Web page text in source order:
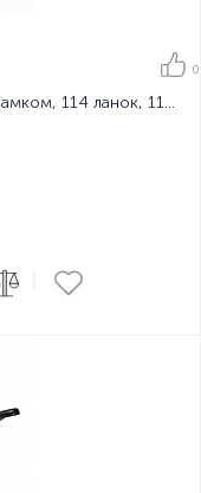
0
Ланцюг велосипедний KMC X11 з замком, 114 ланок, 11 зірок